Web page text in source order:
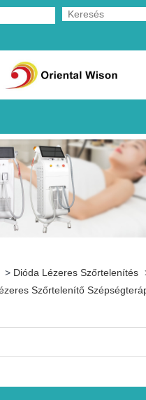
> Dióda Lézeres Szőrtelenítés
Szőrtelenítő